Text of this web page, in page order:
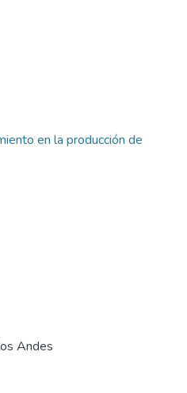
en la producción de
Andes